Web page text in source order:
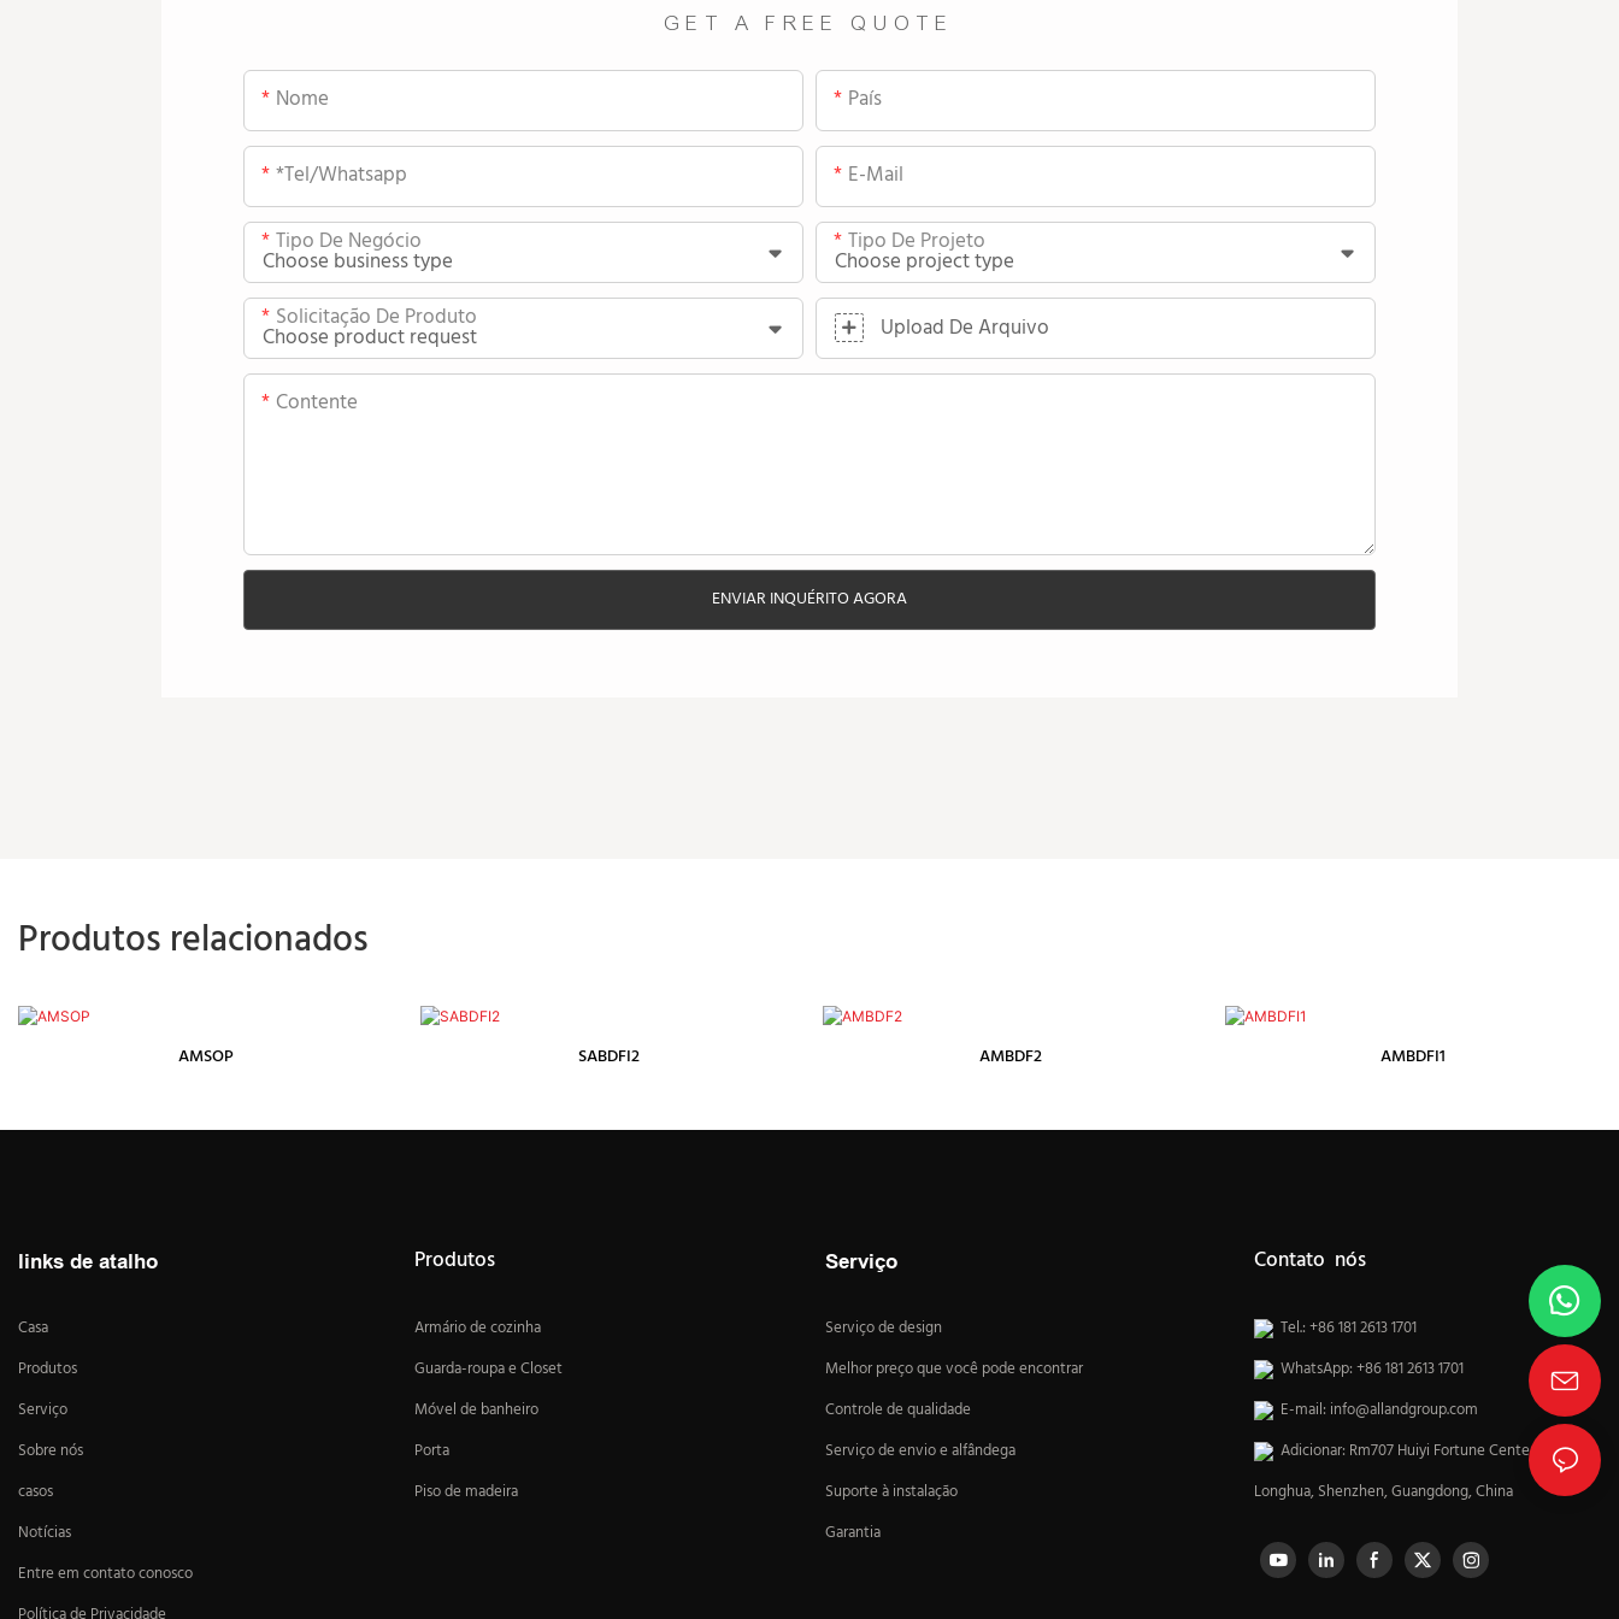
GET A FREE QUOTE
Nome País
*tel/whatsapp E-Mail
Tipo De Negócio Tipo De Projeto
Solicitação De Produto Upload De Arquivo
Contente
ENVIAR INQUÉRITO AGORA
Produtos relacionados
AMSOP SABDFI2 AMBDF2 AMBDFI1
links de atalho
Casa
Produtos
Serviço
Sobre nós
casos
Notícias
Entre em contato conosco
Produtos
Armário de cozinha
Guarda-roupa e Closet
Móvel de banheiro
Porta
Piso de madeira
Serviço
Serviço de design
Melhor preço que você pode encontrar
Controle de qualidade
Serviço de envio e alfândega
Suporte à instalação
Garantia
Contato nós
Tel.: +86 181 2613 1701
WhatsApp: +86 181 2613 1701
E-mail: info@allandgroup.com
Adicionar: Rm707 Huiyi Fortune Center,
Longhua, Shenzhen, Guangdong, China